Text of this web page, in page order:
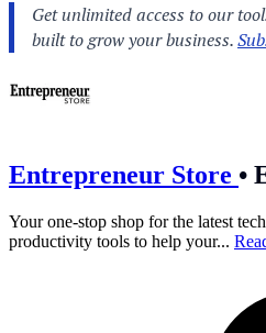
Entrepreneur Store •
Your one-stop shop for the latest
productivity tools to help your...